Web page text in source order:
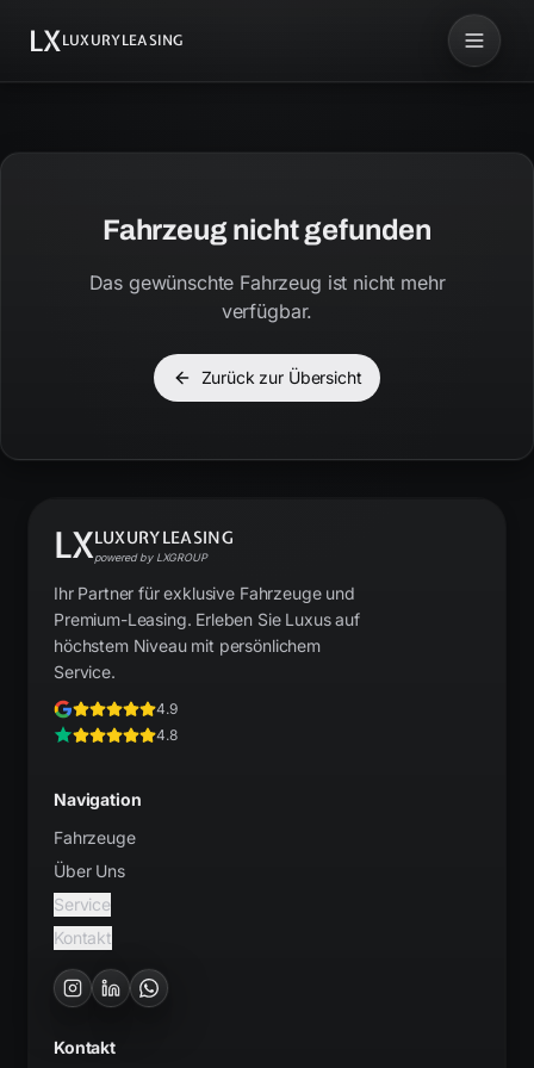
LXLUXURYLEASING
Fahrzeug nicht gefunden
Das gewünschte Fahrzeug ist nicht mehr
verfügbar.
Zurück zur Übersicht
LXLUXURYLEASING
powered by LXGROUP
Ihr Partner für exklusive Fahrzeuge und
Premium-Leasing. Erleben Sie Luxus auf
höchstem Niveau mit persönlichem
Service.
4.9
4.8
Navigation
Fahrzeuge
Über Uns
Service
Kontakt
Kontakt